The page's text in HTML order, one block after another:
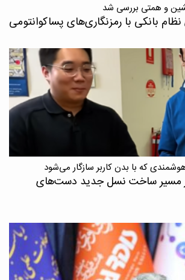
و همتی بررسی شد
بانکی با رمزنگاری‌های پسا‌کوانتومی
هوشمندی که با بدن کاربر سازگار می‌شود
مسیر ساخت نسل جدید دست‌های